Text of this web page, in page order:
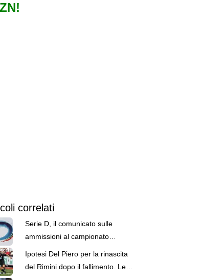
correlati
Serie D, il comunicato sulle
ammissioni al campionato
2026/2027: ripescate sei società
Ipotesi Del Piero per la rinascita
del Rimini dopo il fallimento. Le